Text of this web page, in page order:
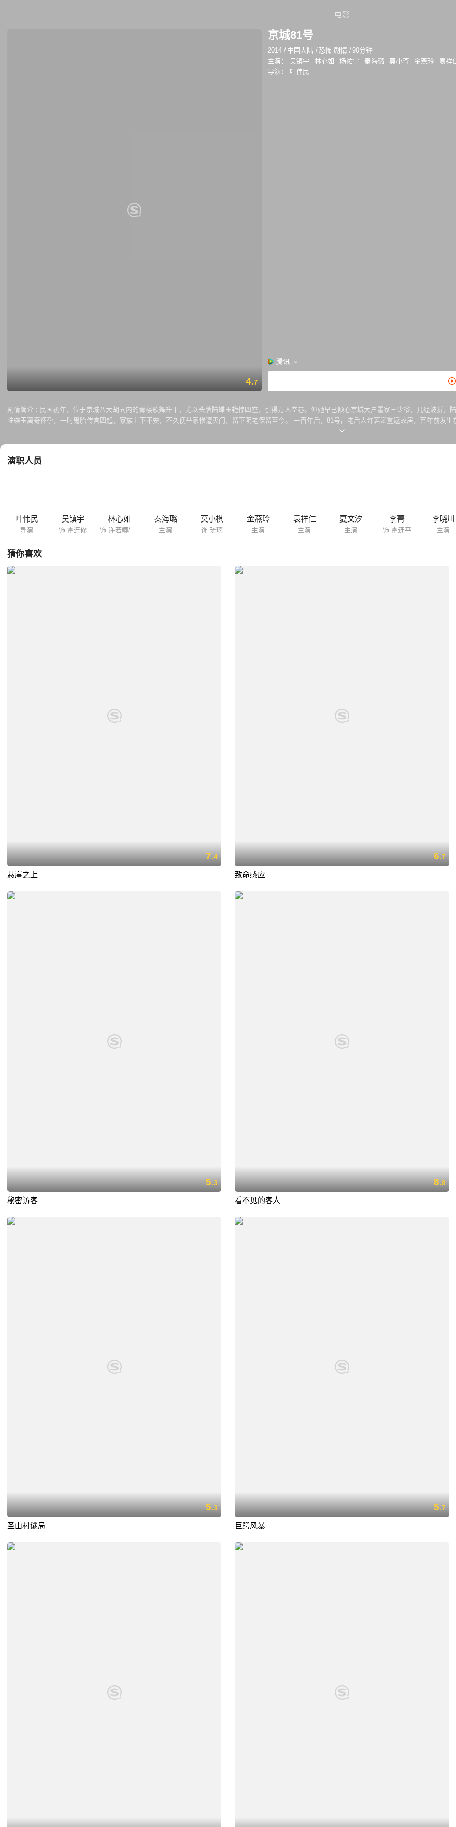
电影
4.7
京城81号
2014 / 中国大陆 /恐怖 剧情 /90分钟
主演：
吴镇宇 林心如 杨祐宁 秦海璐 莫小奇 金燕玲 袁祥
导演：
叶伟民
腾讯
剧情简介 : 民国初年，位于京城八大胡同内的青楼歌舞升平，尤以头牌陆蝶玉艳惊四座，引得万人空巷。但她早已倾心京城大户霍家三少爷，几经波折，
陆蝶玉离奇怀孕，一时鬼胎传言四起，家族上下不安，不久便举家惨遭灭门，留下阴宅保留至今。 一百年后，81号古宅后人许若卿重返故居，百年前发
演职人员
叶伟民
导演
吴镇宇
饰 霍连修
林心如 秦海璐
主演
莫小棋
饰 琉璃
金燕玲
主演
袁祥仁
主演
夏文汐
主演
李菁
饰 霍连平
李晓川
主演
猜你喜欢
7.4
悬崖之上
6.7
致命感应
5.3
秘密访客
8.8
看不见的客人
5.3
圣山村谜局
5.7
巨鳄风暴